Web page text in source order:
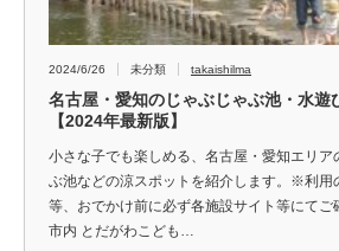
2024/6/26 未分類 takaishilma
名古屋・愛知のじゃぶじゃぶ池・水遊
【2024年最新版】
小さな子でも楽しめる、名古屋・愛知エリア
ぶ池などの涼スポットを紹介します。※利用
等、おでかけ前に必ず各施設サイト等にてご
市内 とだがわこども…